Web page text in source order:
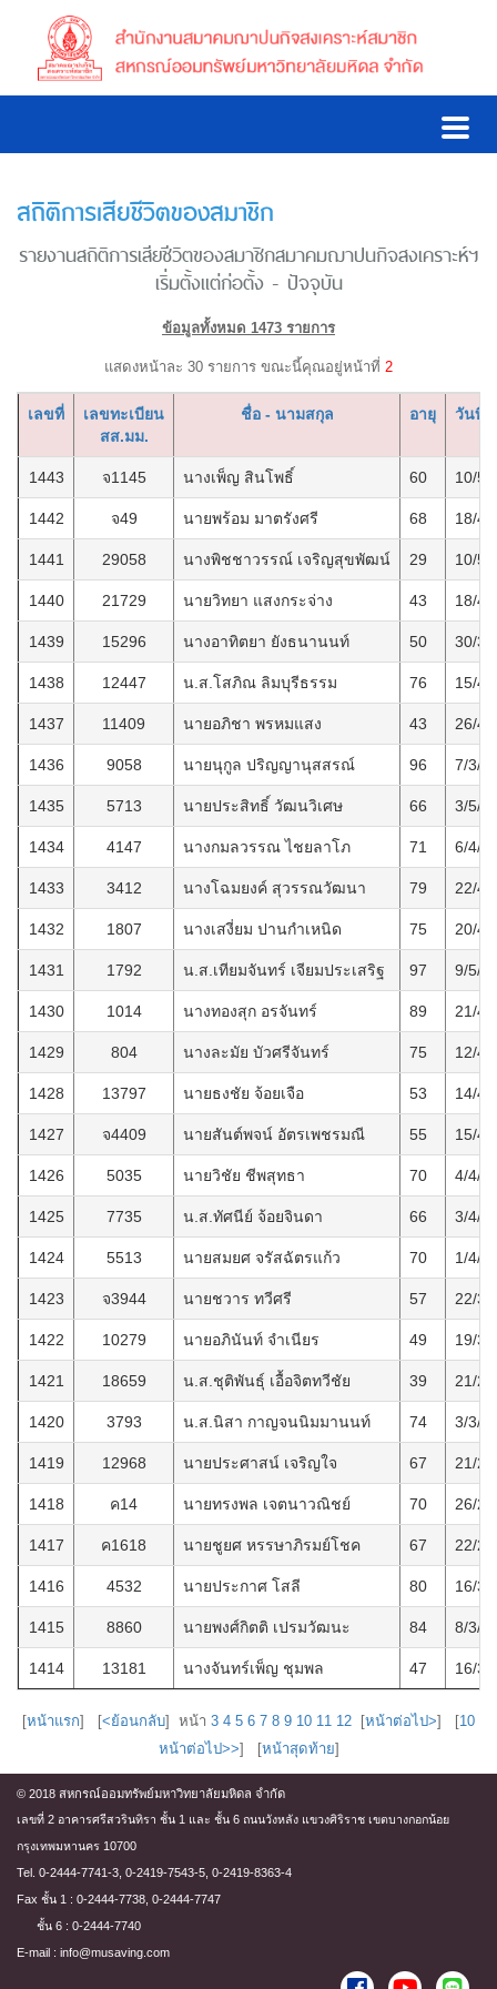
สถิติการเสียชีวิตของสมาชิก
รายงานสถิติการเสียชีวิตของสมาชิกสมาคมฌาปนกิจสงเคราะห์ฯ
เริ่มตั้งแต่ก่อตั้ง - ปัจจุบัน
ข้อมูลทั้งหมด 1473 รายการ
แสดงหน้าละ 30 รายการ ขณะนี้คุณอยู่หน้าที่ 2
เลขที่
เลขทะเบียน
สส.มม.
ชื่อ - นามสกุล อายุ วันที่เ
1443 จ1145 นางเพ็ญ สินโพธิ์ 60 10/5/
1442 จ49 นายพร้อม มาตรังศรี 68 18/4/
1441 29058 นางพิชชาวรรณ์ เจริญสุขพัฒน์ 29 10/5/
1440 21729 นายวิทยา แสงกระจ่าง 43 18/4/
1439 15296 นางอาทิตยา ยังธนานนท์ 50 30/3/
1438 12447 น.ส.โสภิณ ลิมบุรีธรรม 76 15/4/
1437 11409 นายอภิชา พรหมแสง 43 26/4/
1436 9058 นายนุกูล ปริญญานุสสรณ์ 96 7/3/
1435 5713 นายประสิทธิ์ วัฒนวิเศษ 66 3/5/
1434 4147 นางกมลวรรณ ไชยลาโภ 71 6/4/
1433 3412 นางโฉมยงค์ สุวรรณวัฒนา 79 22/4/
1432 1807 นางเสงี่ยม ปานกำเหนิด 75 20/4/
1431 1792 น.ส.เทียมจันทร์ เจียมประเสริฐ 97 9/5/
1430 1014 นางทองสุก อรจันทร์ 89 21/4/
1429 804 นางละมัย บัวศรีจันทร์ 75 12/4/
1428 13797 นายธงชัย จ้อยเจือ 53 14/4/
1427 จ4409 นายสันต์พจน์ อัตรเพชรมณี 55 15/4/
1426 5035 นายวิชัย ชีพสุทธา 70 4/4/
1425 7735 น.ส.ทัศนีย์ จ้อยจินดา 66 3/4/
1424 5513 นายสมยศ จรัสฉัตรแก้ว 70 1/4/
1423 จ3944 นายชวาร ทวีศรี 57 22/3/
1422 10279 นายอภินันท์ จำเนียร 49 19/3/
1421 18659 น.ส.ชุติพันธุ์ เอื้อจิตทวีชัย 39 21/2/
1420 3793 น.ส.นิสา กาญจนนิมมานนท์ 74 3/3/
1419 12968 นายประศาสน์ เจริญใจ 67 21/2/
1418 ค14 นายทรงพล เจตนาวณิชย์ 70 26/2/
1417 ค1618 นายชูยศ หรรษาภิรมย์โชค 67 22/2/
1416 4532 นายประกาศ โสลี 80 16/3/
1415 8860 นายพงศ์กิตติ เปรมวัฒนะ 84 8/3/
1414 13181 นางจันทร์เพ็ญ ชุมพล 47 16/3/
[หน้าแรก] [<ย้อนกลับ] หน้า 3 4 5 6 7 8 9 10 11 12 [หน้าต่อไป>] [10
หน้าต่อไป>>] [หน้าสุดท้าย]
© 2018 สหกรณ์ออมทรัพย์มหาวิทยาลัยมหิดล จำกัด
เลขที่ 2 อาคารศรีสวรินทิรา ชั้น 1 และ ชั้น 6 ถนนวังหลัง แขวงศิริราช เขตบางกอกน้อย
กรุงเทพมหานคร 10700
Tel. 0-2444-7741-3, 0-2419-7543-5, 0-2419-8363-4
Fax ชั้น 1 : 0-2444-7738, 0-2444-7747
ชั้น 6 : 0-2444-7740
E-mail : info@musaving.com